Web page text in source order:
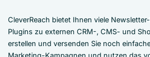
CleverReach bietet Ihnen viele
Plugins zu externen CRM-, CMS- und
erstellen und versenden Sie noch
Marketing-Kampagnen und nutzen das